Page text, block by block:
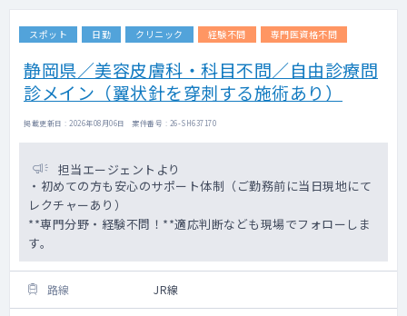
スポット 日勤 クリニック 経験不問 専門医資格不問
静岡県／美容皮膚科・科目不問／自由診療問
診メイン（翼状針を穿刺する施術あり）
掲載更新日 : 2026年08月06日 案件番号 : 26-SH637170
担当エージェントより
・初めての方も安心のサポート体制（ご勤務前に当日現地にて
レクチャーあり）
**専門分野・経験不問！**適応判断なども現場でフォローしま
す。
路線 JR線